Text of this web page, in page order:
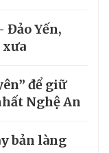
Đảo Yến,
xưa
để giữ
Nghệ An
bản làng